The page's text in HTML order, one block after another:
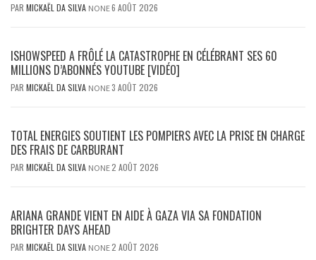
PAR MICKAËL DA SILVA NONE6 AOÛT 2026
ISHOWSPEED A FRÔLÉ LA CATASTROPHE EN CÉLÉBRANT SES 60
MILLIONS D’ABONNÉS YOUTUBE [VIDÉO]
PAR MICKAËL DA SILVA NONE3 AOÛT 2026
TOTAL ENERGIES SOUTIENT LES POMPIERS AVEC LA PRISE EN CHARGE
DES FRAIS DE CARBURANT
PAR MICKAËL DA SILVA NONE2 AOÛT 2026
ARIANA GRANDE VIENT EN AIDE À GAZA VIA SA FONDATION
BRIGHTER DAYS AHEAD
PAR MICKAËL DA SILVA NONE2 AOÛT 2026